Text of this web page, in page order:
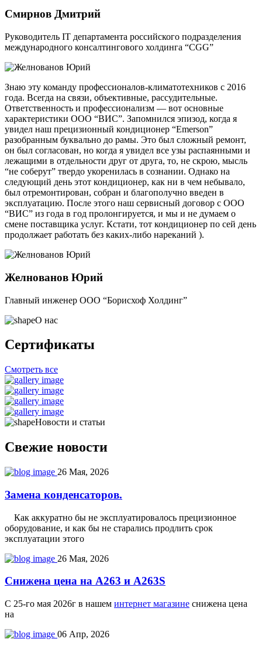
Смирнов Дмитрий
Руководитель IT департамента российского подразделения
международного консалтингового холдинга “CGG”
Знаю эту команду профессионалов-климатотехников с 2016
года. Всегда на связи, объективные, рассудительные.
Ответственность и профессионализм — вот основные
характеристики ООО “ВИС”. Запомнился эпизод, когда я
увидел наш прецизионный кондиционер “Emerson”
разобранным буквально до рамы. Это был сложный ремонт,
он был согласован, но когда я увидел все узы распаянными и
лежащими в отдельности друг от друга, то, не скрою, мысль
“не соберут” твердо укоренилась в сознании. Однако на
следующий день этот кондиционер, как ни в чем небывало,
был отремонтирован, собран и благополучно введен в
эксплуатацию. После этого наш сервисный договор с ООО
“ВИС” из года в год пролонгируется, и мы и не думаем о
смене поставщика услуг. Кстати, тот кондиционер по сей день
продолжает работать без каких-либо нареканий ).
Желнованов Юрий
Главный инженер ООО “Борисхоф Холдинг”
О нас
Сертификаты
Смотреть все
Новости и статьи
Свежие новости
26 Мая, 2026
Замена конденсаторов.
Как аккуратно бы не эксплуатировалось прецизионное
оборудование, и как бы не старались продлить срок
эксплуатации этого
26 Мая, 2026
Снижена цена на A263 и A263S
С 25-го мая 2026г в нашем интернет магазине снижена цена
на
06 Апр, 2026